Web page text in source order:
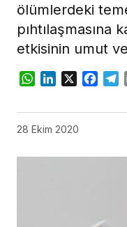
ölümlerdeki
pıhtılaşmasına
etkisinin umut
WhatsApp
LinkedIn
X
28 Ekim 2020